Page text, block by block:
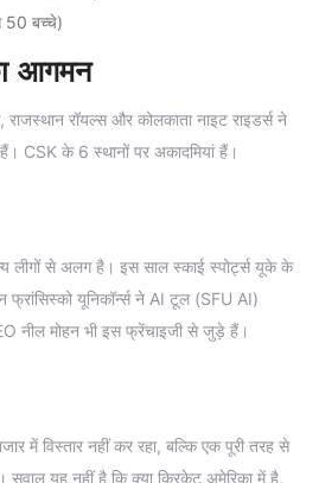
50 बच्चे)
आगमन
रॉयल्स और कोलकाता नाइट राइडर्स ने
CSK के 6 स्थानों पर अकादमियां हैं।
लीगों से अलग है। इस साल स्काई स्पोर्ट्स यूके के
यूनिकॉर्न्स ने AI टूल (SFU AI)
नील मोहन भी इस फ्रेंचाइजी से जुड़े हैं।
में विस्तार नहीं कर रहा, बल्कि एक पूरी तरह से
सवाल यह नहीं है कि क्या क्रिकेट अमेरिका में है,